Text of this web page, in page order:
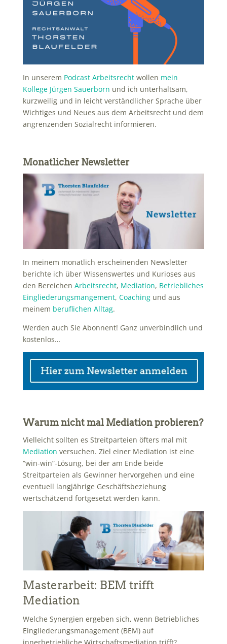
In unserem Podcast Arbeitsrechtwollen mein
Kollege Jürgen Sauerborn und ich unterhaltsam,
kurzweilig und in leicht verständlicher Sprache über
Wichtiges und Neues aus dem Arbeitsrecht und dem
angrenzenden Sozialrecht informieren.
Monatlicher Newsletter
In meinem monatlich erscheinenden Newsletter
berichte ich über Wissenswertes und Kurioses aus
den Bereichen Arbeitsrecht, Mediation, Betriebliches
Eingliederungsmangement, Coachingund aus
meinem beruflichen Alltag.
Werden auch Sie Abonnent! Ganz unverbindlich und
kostenlos…
Warum nicht mal Mediation probieren?
Vielleicht sollten es Streitparteien öfters mal mit
Mediation versuchen. Ziel einer Mediation ist eine
“win-win”-Lösung, bei der am Ende beide
Streitparteien als Gewinner hervorgehen und eine
eventuell langjährige Geschäftsbeziehung
wertschätzend fortgesetzt werden kann.
Masterarbeit: BEM trifft
Mediation
Welche Synergien ergeben sich, wenn Betriebliches
Eingliederungsmanagement (BEM) auf